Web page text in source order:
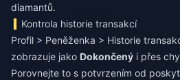
diamantů.
Kontrola historie transakcí
Profil > Peněženka > Historie
zobrazuje jako Dokončený i přes
Porovnejte to s potvrzením od